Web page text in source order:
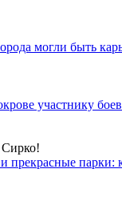
могли быть
участнику
прекрасные